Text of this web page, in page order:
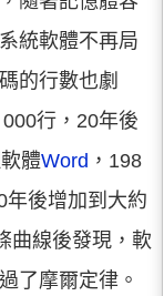
統軟體不再局
的行數也劇
行，20年後
體Word ，198
年後增加到大約
曲線後發現，軟
了摩爾定律。